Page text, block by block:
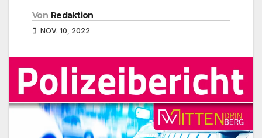
Von Redaktion
NOV. 10, 2022